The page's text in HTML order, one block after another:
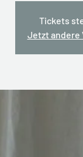
Tickets
Jetzt andere